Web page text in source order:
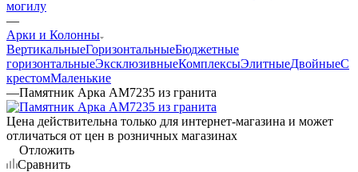
могилу
—
Арки и Колонны
ВертикальныеГоризонтальныеБюджетные
горизонтальныеЭксклюзивныеКомплексыЭлитныеДвойныеС
крестомМаленькие
—Памятник Арка AM7235 из гранита
Цена действительна только для интернет-магазина и может
отличаться от цен в розничных магазинах
Отложить
Сравнить